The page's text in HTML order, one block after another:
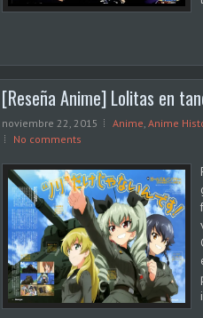
[Reseña Anime] Lolitas en
noviembre 22, 2015 Anime Anime
No comments